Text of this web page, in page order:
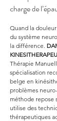
charge de
Quand la
du système
la différence.
Thérapie
spécialisation
belge en
problèmes
méthode repose
utilise des
thérapeutiques